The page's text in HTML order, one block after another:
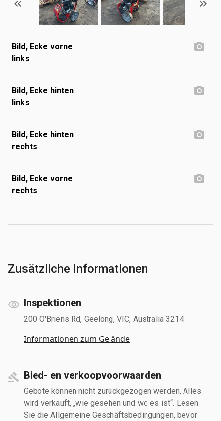
Bild, Ecke vorne
links
Bild, Ecke hinten
links
Bild, Ecke hinten
rechts
Bild, Ecke vorne
rechts
Zusätzliche Informationen
Inspektionen
200 O'Briens Rd, Geelong, VIC, Australia 3214
Informationen zum Gelände
Bied- en verkoopvoorwaarden
Gebote können nicht zurückgezogen werden. Alles
wird verkauft, „wie gesehen und wo es ist“. Lesen
Sie die Allgemeine Geschäftsbedingungen, bevor